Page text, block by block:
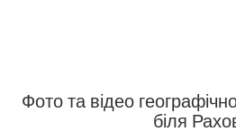
Фото та відео
біля